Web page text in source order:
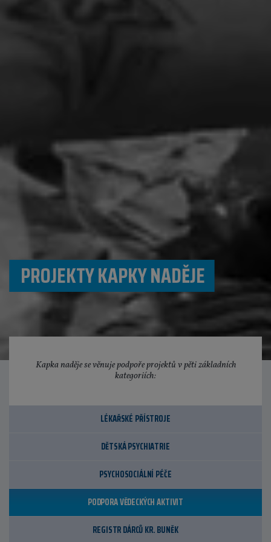
PROJEKTY KAPKY NADĚJE
Kapka naděje se věnuje podpoře projektů v pěti základních
kategoriích:
LÉKAŘSKÉ PŘÍSTROJE
DĚTSKÁ PSYCHIATRIE
PSYCHOSOCIÁLNÍ PÉČE
PODPORA VĚDECKÝCH AKTIVIT
REGISTR DÁRCŮ KR. BUNĚK